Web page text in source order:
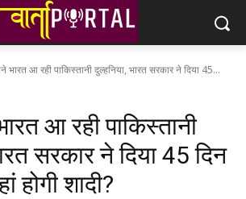
भारत आ रही पाकिस्‍तानी दुल्‍हनिया, भारत सरकार ने दिया 45...
आ रही पाकिस्‍तानी
सरकार ने दिया 45 दिन
होगी शादी?